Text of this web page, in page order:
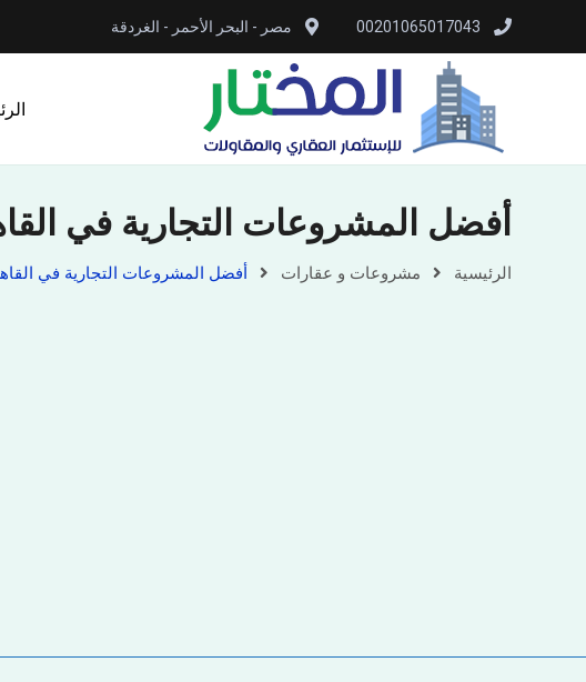
00201065017043 مصر - البحر الأحمر - الغردقة
أفضل المشروعات التجارية في
الرئيسية مشروعات و عقارات أفضل المشروعات التجارية في